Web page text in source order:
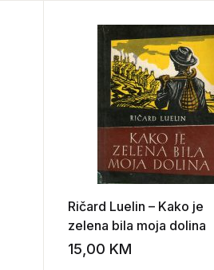
Add to wishlist
Ričard Luelin – Kako je
zelena bila moja dolina
15,00 KM